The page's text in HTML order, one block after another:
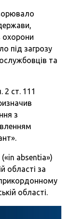
охорони
під загрозу
та
2 ст. 111
з
absentia»)
області за
області.